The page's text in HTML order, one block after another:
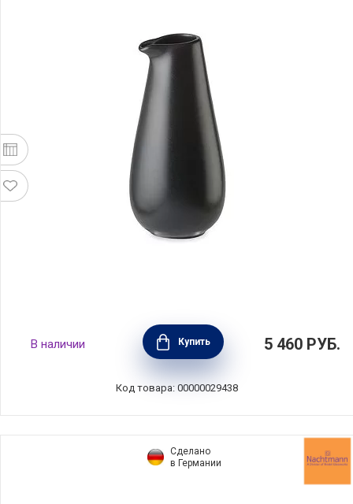
Кувшин Rivera, объем 530 мл, цвет черный,
керамика, Costa Nova, Португалия, SLZ192-
SBN(SLZ192-VC7126)
В наличии Купить 5 460 РУБ.
Код товара: 00000029438
Сделано
в Германии